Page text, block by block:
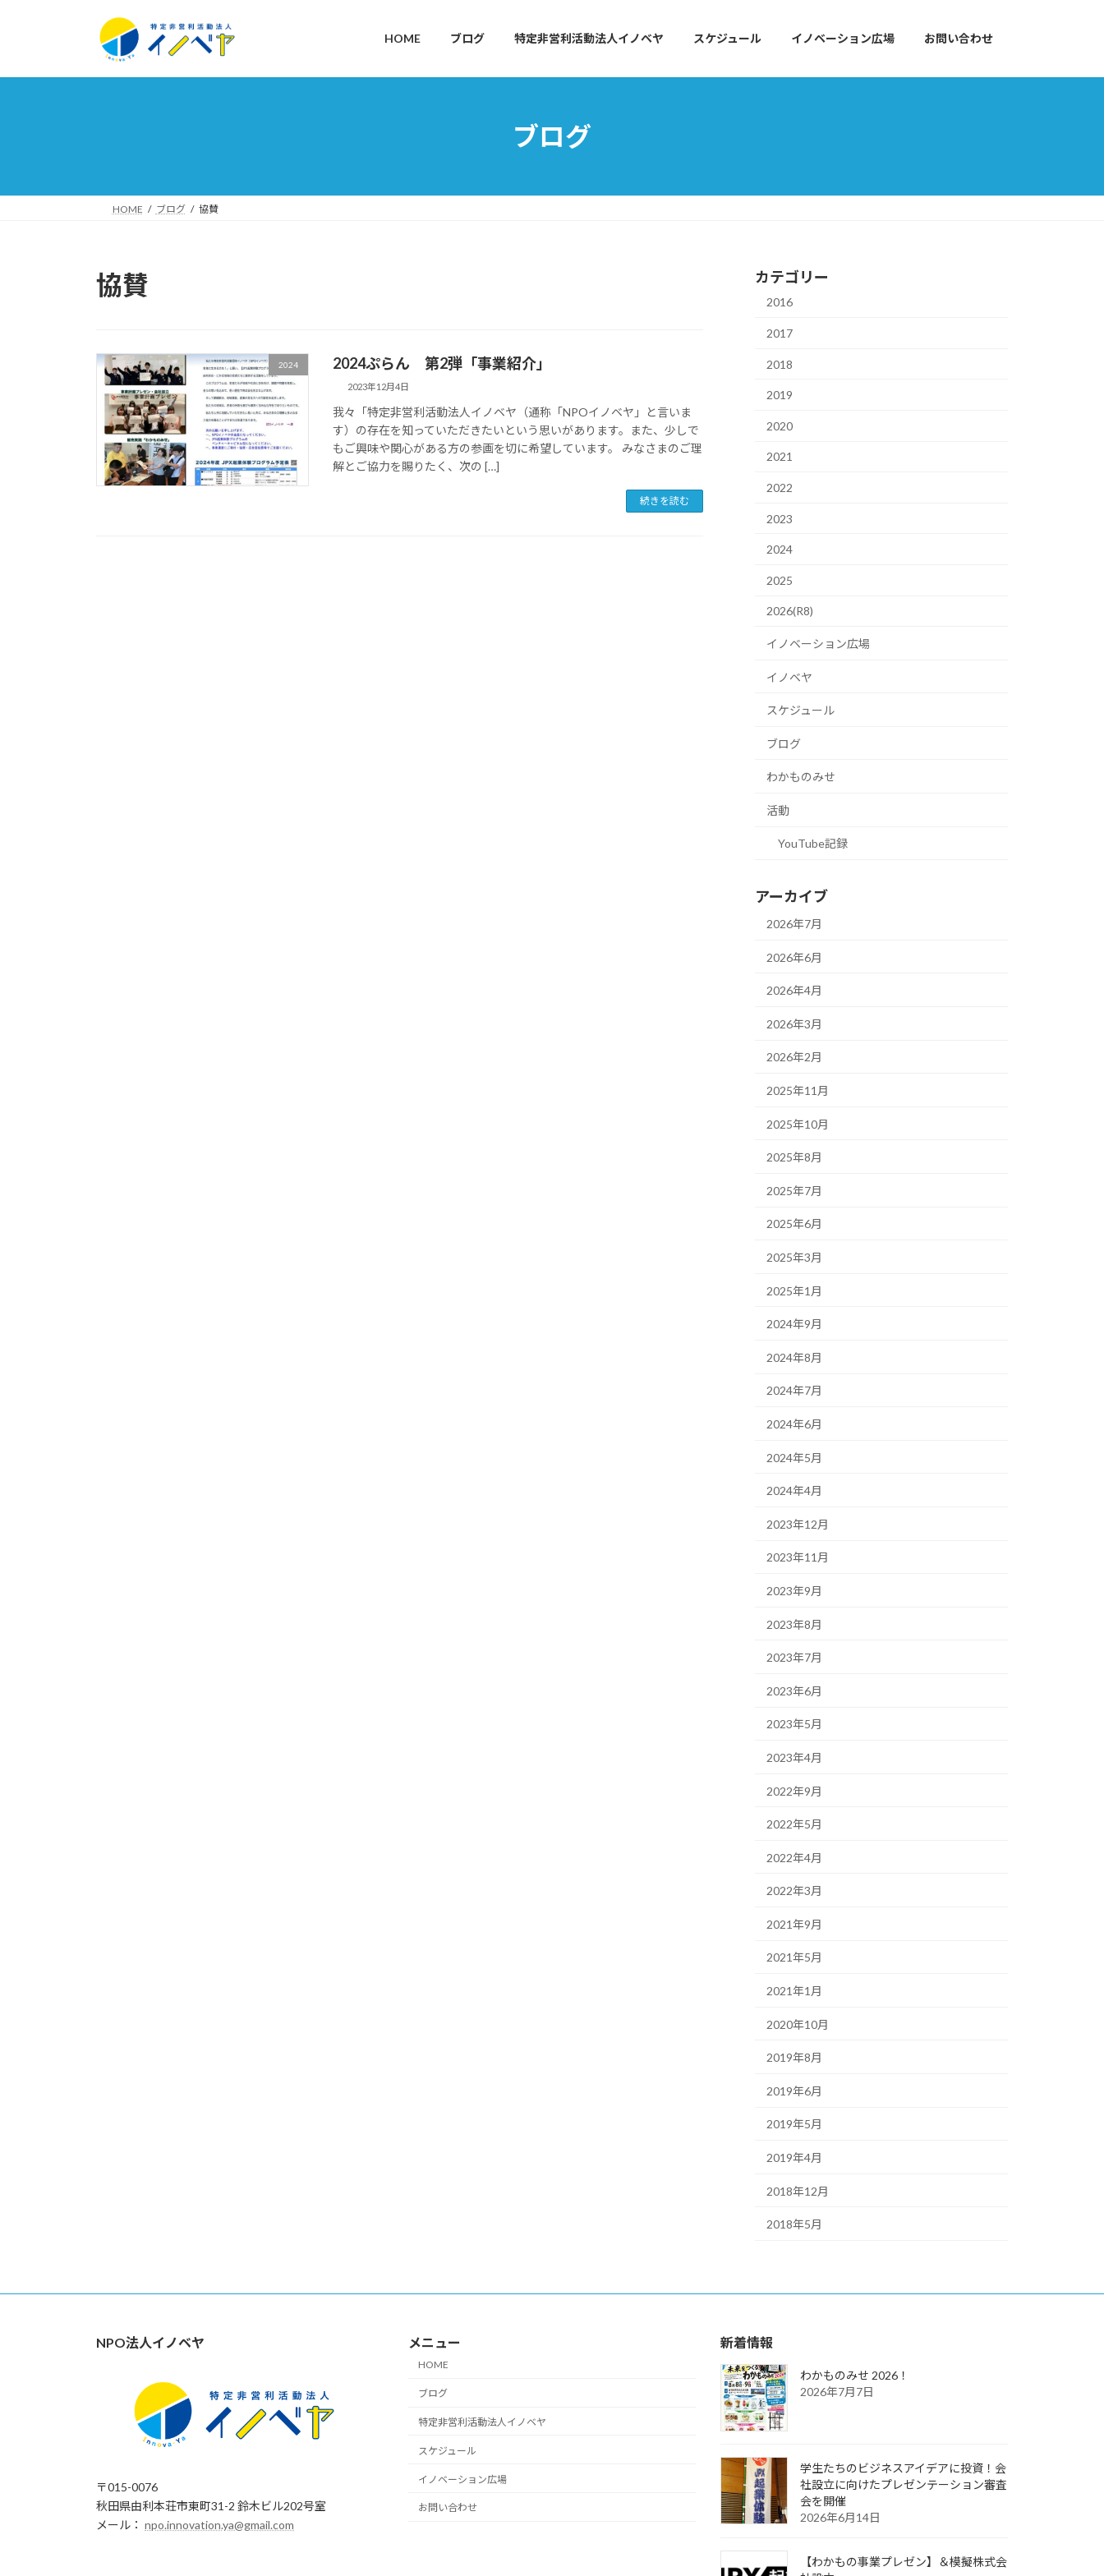
HOME ブログ 特定非営利活動法人イノベヤ スケジュール イノベーション広場 お問い合わせ
ブログ
HOME ブログ 協賛
協賛
2024 2024ぷらん 第2弾「事業紹介」
2023年12月4日
我々「特定非営利活動法人イノベヤ（通称「NPOイノベヤ」と言いま
す）の存在を知っていただきたいという思いがあります。また、少しで
もご興味や関心がある方の参画を切に希望しています。 みなさまのご理
解とご協力を賜りたく、次の […]
続きを読む
カテゴリー
2016
2017
2018
2019
2020
2021
2022
2023
2024
2025
2026(R8)
イノベーション広場
イノベヤ
スケジュール
ブログ
わかものみせ
活動
YouTube記録
アーカイブ
2026年7月
2026年6月
2026年4月
2026年3月
2026年2月
2025年11月
2025年10月
2025年8月
2025年7月
2025年6月
2025年3月
2025年1月
2024年9月
2024年8月
2024年7月
2024年6月
2024年5月
2024年4月
2023年12月
2023年11月
2023年9月
2023年8月
2023年7月
2023年6月
2023年5月
2023年4月
2022年9月
2022年5月
2022年4月
2022年3月
2021年9月
2021年5月
2021年1月
2020年10月
2019年8月
2019年6月
2019年5月
2019年4月
2018年12月
2018年5月
NPO法人イノベヤ
〒015-0076
秋田県由利本荘市東町31-2 鈴木ビル202号室
メール： npo.innovation.ya@gmail.com
メニュー
HOME
ブログ
特定非営利活動法人イノベヤ
スケジュール
イノベーション広場
お問い合わせ
新着情報
わかものみせ 2026！
2026年7月7日
学生たちのビジネスアイデアに投資！会
社設立に向けたプレゼンテーション審査
会を開催
2026年6月14日
【わかもの事業プレゼン】＆模擬株式会